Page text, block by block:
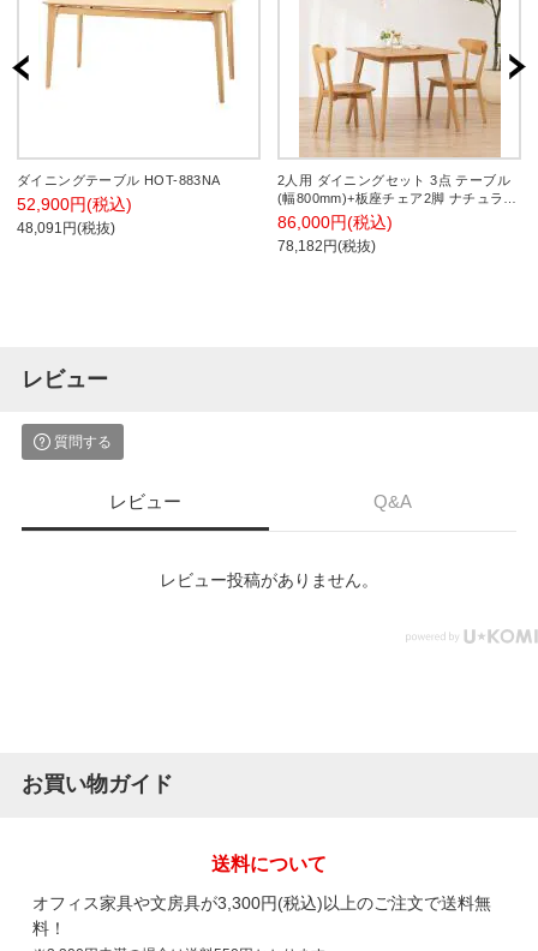
ダイニングテーブル HOT-883NA
52,900円(税込)
48,091円(税抜)
2人用 ダイニングセット 3点 テーブル
(幅800mm)+板座チェア2脚 ナチュラル
天然木 ホワイトオーク無垢材 木製 食
卓セット オシャレ コンパクト 北欧 幅
800×奥行800×高さ710mm
86,000円(税込)
78,182円(税抜)
レビュー
質問する
レビュー Q&A
レビュー投稿がありません。
お買い物ガイド
送料について
オフィス家具や文房具が3,300円(税込)以上のご注文で送料無
料！